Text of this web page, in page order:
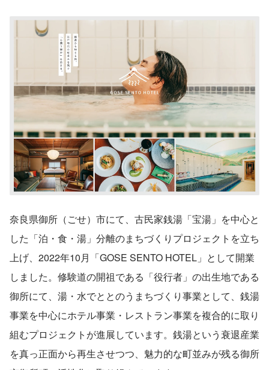
奈良県御所（ごせ）市にて、古民家銭湯「宝湯」を中心と
した「泊・食・湯」分離のまちづくりプロジェクトを立ち
上げ、2022年10月「GOSE SENTO HOTEL」として開業
しました。修験道の開祖である「役行者」の出生地である
御所にて、湯・水でととのうまちづくり事業として、銭湯
事業を中心にホテル事業・レストラン事業を複合的に取り
組むプロジェクトが進展しています。銭湯という衰退産業
を真っ正面から再生させつつ、魅力的な町並みが残る御所